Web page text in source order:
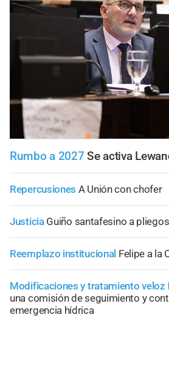
Rumbo a 2027 Se activa
Repercusiones A Unión con chofer
Justicia Guiño santafesino a
Reemplazo institucional Felipe a la
Modificaciones y tratamiento veloz
una comisión de seguimiento y
emergencia hídrica